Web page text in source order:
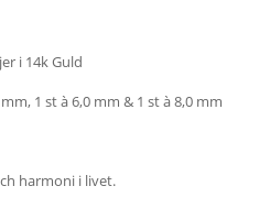
i 14k Guld
1 st à 6,0 mm & 1 st à 8,0 mm
harmoni i livet.